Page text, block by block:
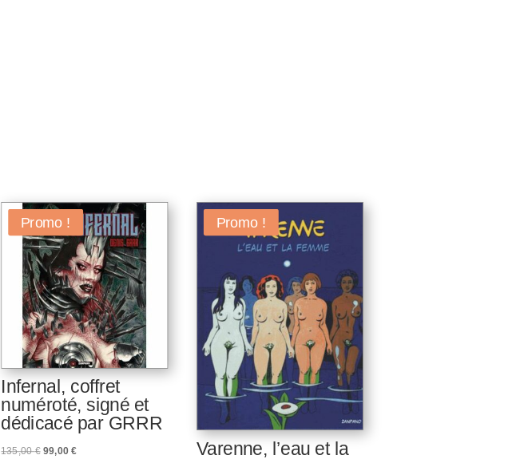
Promo !
Infernal, coffret
numéroté, signé et
dédicacé par GRRR
135,00€ Le
99,00€Le
Promo !
Varenne, l’eau et la